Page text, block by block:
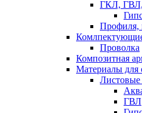
ГКЛ, ГВЛ,
Профиля,
Проволка
Композитная
Материалы для
Листовые
ГВЛ